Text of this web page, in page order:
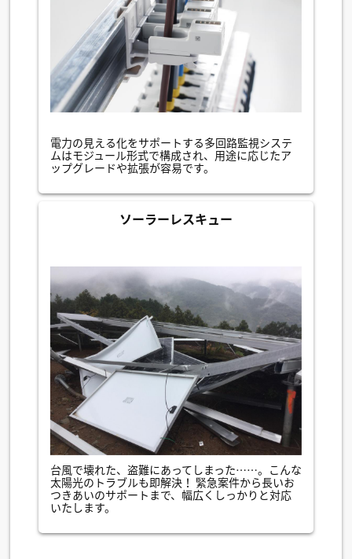
電力の見える化をサポートする多回路監視システ
ムはモジュール形式で構成され、用途に応じたア
ップグレードや拡張が容易です。
ソーラーレスキュー
台風で壊れた、盗難にあってしまった……。こんな
太陽光のトラブルも即解決！ 緊急案件から長いお
つきあいのサポートまで、幅広くしっかりと対応
いたします。